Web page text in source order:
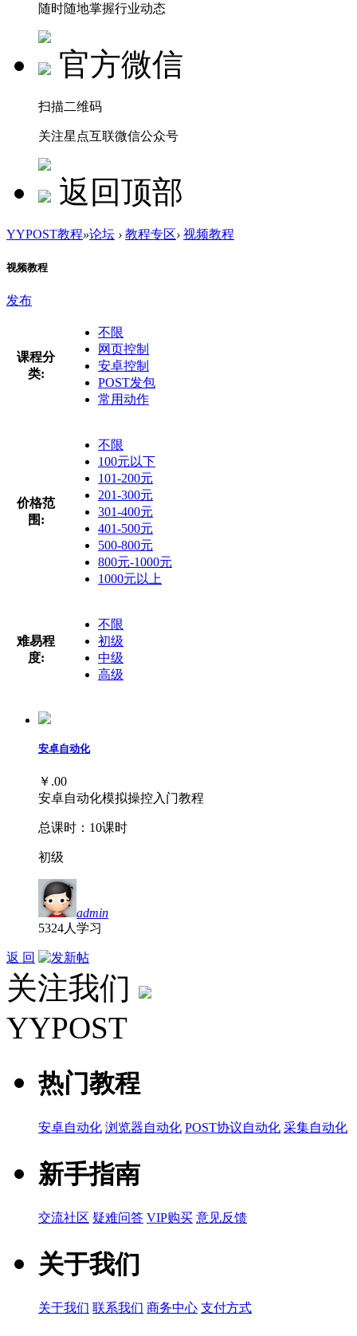
随时随地掌握行业动态
官方微信
扫描二维码
关注星点互联微信公众号
返回顶部
YYPOST教程»论坛 › 教程专区› 视频教程
视频教程
发布
课程分
类:
不限
网页控制
安卓控制
POST发包
常用动作
价格范
围:
不限
100元以下
101-200元
201-300元
301-400元
401-500元
500-800元
800元-1000元
1000元以上
难易程
度:
不限
初级
中级
高级
安卓自动化
￥.00
安卓自动化模拟操控入门教程
总课时：10课时
初级
admin
5324人学习
返 回
关注我们
YYPOST
热门教程
安卓自动化 浏览器自动化 POST协议自动化 采集自动化
新手指南
交流社区 疑难问答 VIP购买 意见反馈
关于我们
关于我们 联系我们 商务中心 支付方式